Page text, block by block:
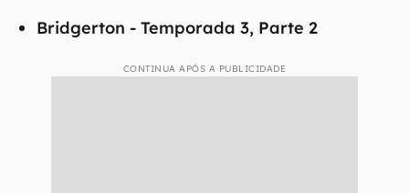
Bridgerton - Temporada 3, Parte 2
CONTINUA APÓS A PUBLICIDADE